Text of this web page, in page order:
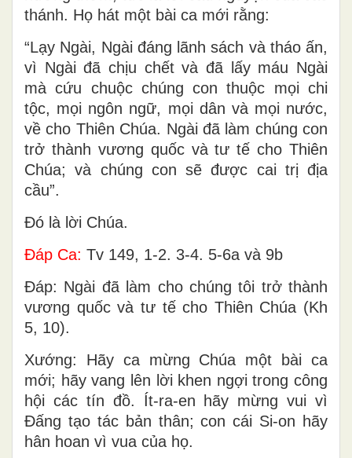
thánh. Họ hát một bài ca mới rằng:
“Lạy Ngài, Ngài đáng lãnh sách và tháo ấn,
vì Ngài đã chịu chết và đã lấy máu Ngài
mà cứu chuộc chúng con thuộc mọi chi
tộc, mọi ngôn ngữ, mọi dân và mọi nước,
về cho Thiên Chúa. Ngài đã làm chúng con
trở thành vương quốc và tư tế cho Thiên
Chúa; và chúng con sẽ được cai trị địa
cầu”.
Ðó là lời Chúa.
Ðáp Ca: Tv 149, 1-2. 3-4. 5-6a và 9b
Ðáp: Ngài đã làm cho chúng tôi trở thành
vương quốc và tư tế cho Thiên Chúa (Kh
5, 10).
Xướng: Hãy ca mừng Chúa một bài ca
mới; hãy vang lên lời khen ngợi trong công
hội các tín đồ. Ít-ra-en hãy mừng vui vì
Ðấng tạo tác bản thân; con cái Si-on hãy
hân hoan vì vua của họ.